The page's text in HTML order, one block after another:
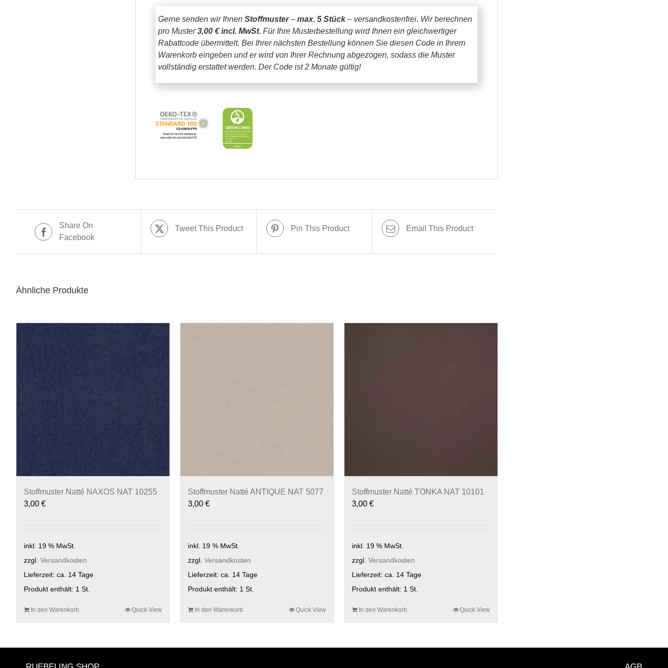
Gerne senden wir Ihnen Stoffmuster– max. 5 Stück– versandkostenfrei. Wir berechnen
pro Muster3,00 € incl. MwSt. Für Ihre Musterbestellung wird Ihnen ein gleichwertiger
Rabattcode übermittelt. Bei Ihrer nächsten Bestellung können Sie diesen Code in Ihrem
Warenkorb eingeben und er wird von Ihrer Rechnung abgezogen, sodass die Muster
vollständig erstattet werden. Der Code ist 2 Monate gültig!
Share On
Facebook
Tweet This Product Pin This Product Email This Product
Ähnliche Produkte
Stoffmuster Natté NAXOS NAT 10255
3,00 €
inkl. 19 % MwSt.
zzgl. Versandkosten
Lieferzeit: ca. 14 Tage
Produkt enthält: 1 St.
In den Warenkorb Quick View
Stoffmuster Natté ANTIQUE NAT 5077
3,00 €
inkl. 19 % MwSt.
zzgl. Versandkosten
Lieferzeit: ca. 14 Tage
Produkt enthält: 1 St.
In den Warenkorb Quick View
Stoffmuster Natté TONKA NAT 10101
3,00 €
inkl. 19 % MwSt.
zzgl. Versandkosten
Lieferzeit: ca. 14 Tage
Produkt enthält: 1 St.
In den Warenkorb Quick View